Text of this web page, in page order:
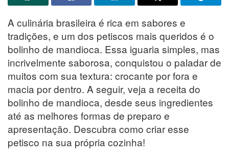
A culinária brasileira é rica em sabores e
tradições, e um dos petiscos mais queridos é o
bolinho de mandioca. Essa iguaria simples, mas
incrivelmente saborosa, conquistou o paladar de
muitos com sua textura: crocante por fora e
macia por dentro. A seguir, veja a receita do
bolinho de mandioca, desde seus ingredientes
até as melhores formas de preparo e
apresentação. Descubra como criar esse
petisco na sua própria cozinha!